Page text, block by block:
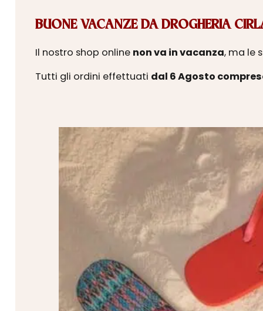
BUONE VACANZE DA DROGHERIA
Il nostro shop online non va in vacanza, ma le
Tutti gli ordini effettuati dal 6 Agosto